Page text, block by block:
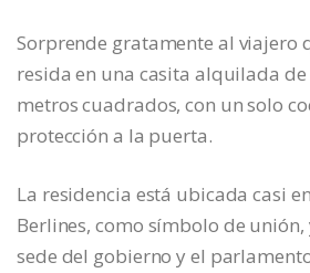
Sorprende gratamente al viajero
resida en una casita alquilada
metros cuadrados, con un solo
protección a la puerta.
La residencia está ubicada casi
Berlines, como símbolo de unión,
sede del gobierno y el